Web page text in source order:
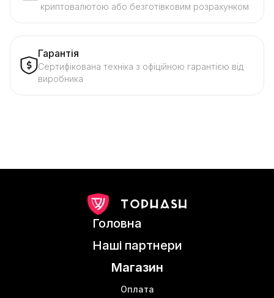
криптовалютою або безготівковим розрахунком
Гарантія
Сертифікована техніка з офіційною гарантією від
виробника
Головна
Наші партнери
Магазин
Оплата